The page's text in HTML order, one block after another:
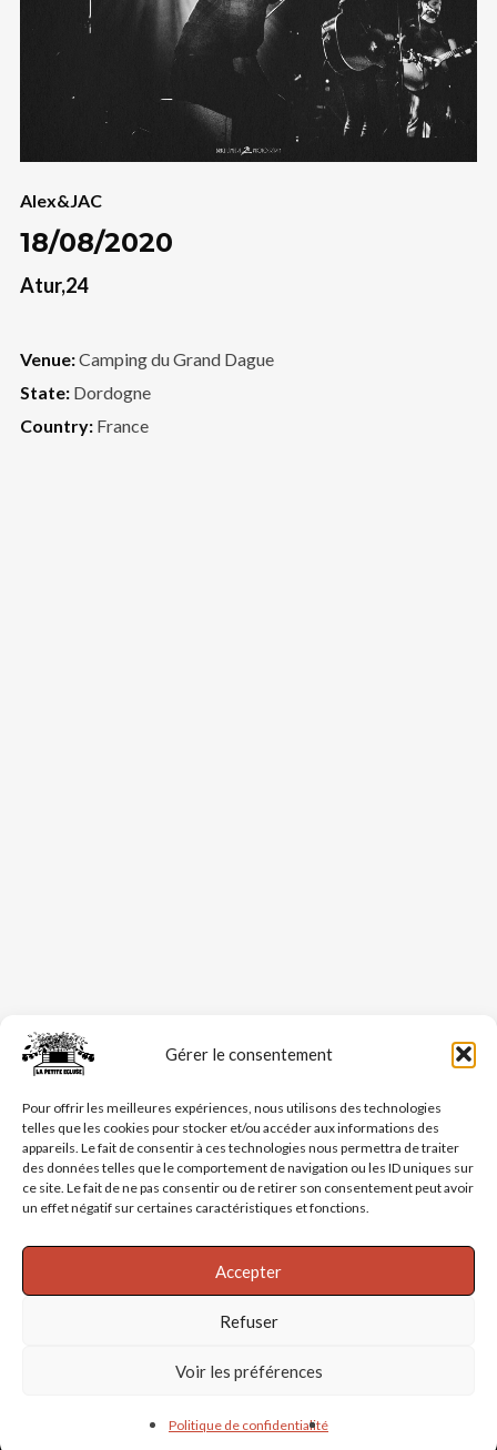
Gérer le consentement
Pour offrir les meilleures expériences, nous utilisons des technologies
telles que les cookies pour stocker et/ou accéder aux informations des
appareils. Le fait de consentir à ces technologies nous permettra de traiter
des données telles que le comportement de navigation ou les ID uniques sur
ce site. Le fait de ne pas consentir ou de retirer son consentement peut avoir
un effet négatif sur certaines caractéristiques et fonctions.
Accepter
Refuser
Voir les préférences
Politique de confidentialité
Alex&JAC
18/08/2020
Atur,24
Venue:Camping du Grand Dague
State:Dordogne
Country:France